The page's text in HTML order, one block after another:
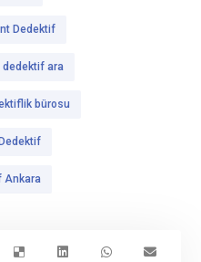
Dedektif
dedektif ara
bürosu
Ankara